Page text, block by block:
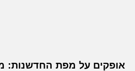
אופקים על מפת החדשנות: